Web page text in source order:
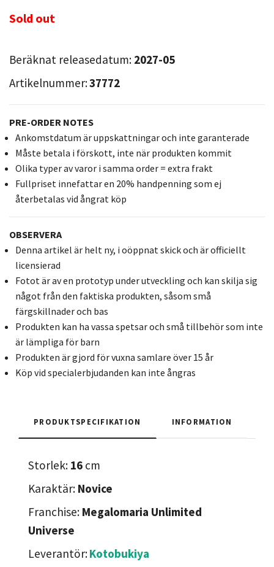
Sold out
Beräknat releasedatum: 2027-05
Artikelnummer:37772
PRE-ORDER NOTES
Ankomstdatum är uppskattningar och inte garanterade
Måste betala i förskott, inte när produkten kommit
Olika typer av varor i samma order = extra frakt
Fullpriset innefattar en 20% handpenning som ej
återbetalas vid ångrat köp
OBSERVERA
Denna artikel är helt ny, i oöppnat skick och är officiellt
licensierad
Fotot är av en prototyp under utveckling och kan skilja sig
något från den faktiska produkten, såsom små
färgskillnader och bas
Produkten kan ha vassa spetsar och små tillbehör som inte
är lämpliga för barn
Produkten är gjord för vuxna samlare över 15 år
Köp vid specialerbjudanden kan inte ångras
PRODUKTSPECIFIKATION INFORMATION
Storlek: 16 cm
Karaktär: Novice
Franchise: Megalomaria Unlimited
Universe
Leverantör:Kotobukiya